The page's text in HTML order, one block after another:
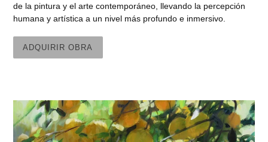
de la pintura y el arte contemporáneo, llevando la percepción
humana y artística a un nivel más profundo e inmersivo.
ADQUIRIR OBRA